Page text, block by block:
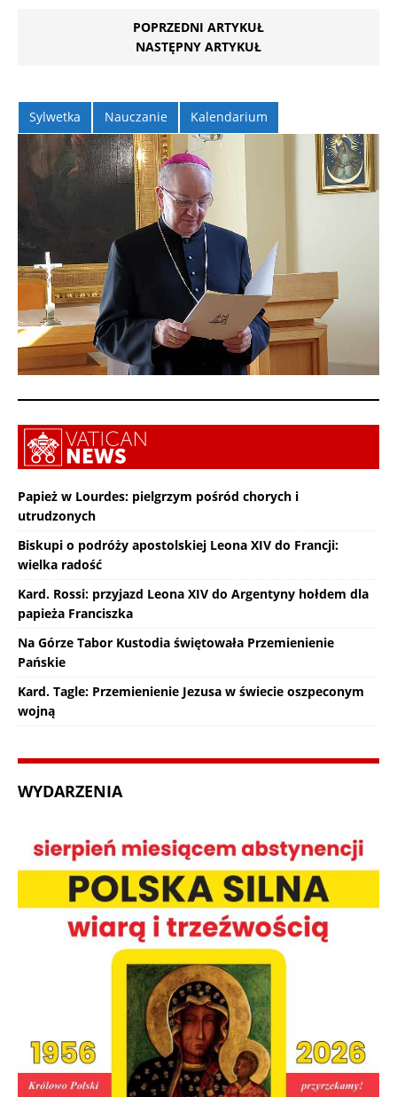
POPRZEDNI ARTYKUŁ
NASTĘPNY ARTYKUŁ
Sylwetka Nauczanie Kalendarium
Papież w Lourdes: pielgrzym pośród chorych i
utrudzonych
Biskupi o podróży apostolskiej Leona XIV do Francji:
wielka radość
Kard. Rossi: przyjazd Leona XIV do Argentyny hołdem dla
papieża Franciszka
Na Górze Tabor Kustodia świętowała Przemienienie
Pańskie
Kard. Tagle: Przemienienie Jezusa w świecie oszpeconym
wojną
WYDARZENIA